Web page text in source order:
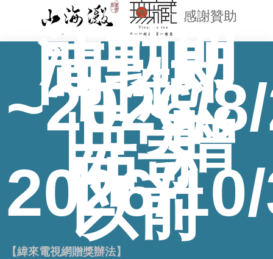
感謝贊助
活動期
間：即
日起
~2026/
止
｜ 贈
品寄
件：
2026/
以前
【緯來電視網贈獎辦法】